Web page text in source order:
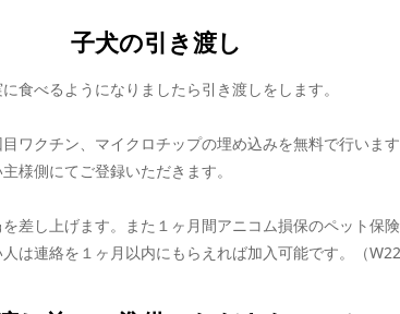
子犬の引き渡し
食べるようになりましたら引き渡しをします。
ワクチン、マイクロチップの埋め込みを無料で行いま
様側にてご登録いただきます。
差し上げます。また１ヶ月間アニコム損保のペット保
は連絡を１ヶ月以内にもらえれば加入可能です。（